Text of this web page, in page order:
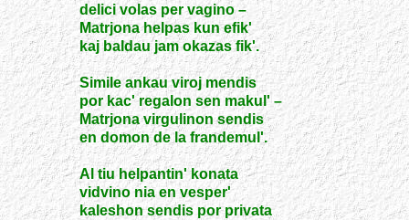
delici volas per vagino –
Matrjona helpas kun efik'
kaj baldau jam okazas fik'.
Simile ankau viroj mendis
por kac' regalon sen makul' –
Matrjona virgulinon sendis
en domon de la frandemul'.
Al tiu helpantin' konata
vidvino nia en vesper'
kaleshon sendis por privata